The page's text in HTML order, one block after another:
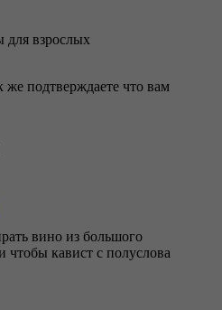
вино из большого
чтобы кавист с полуслова
для взрослых
подтверждаете что вам